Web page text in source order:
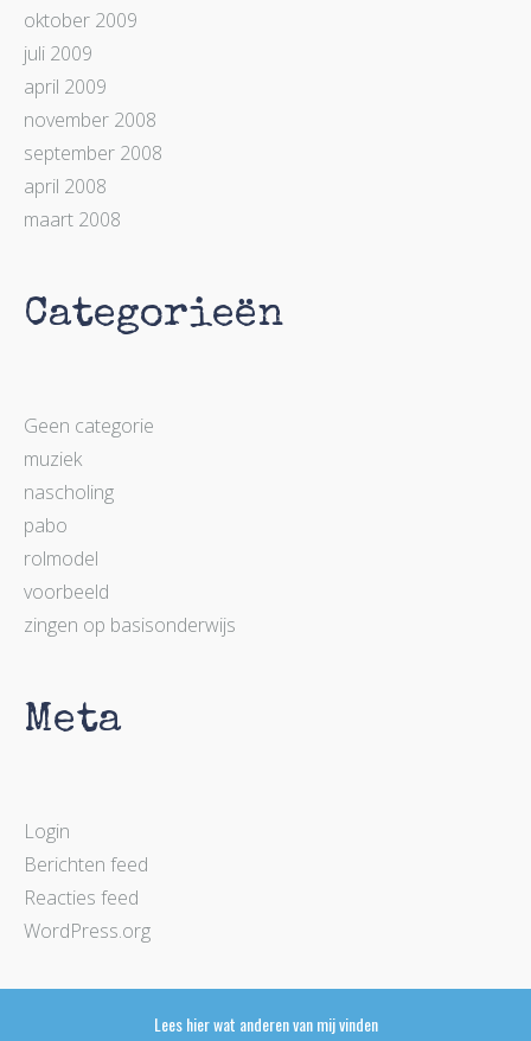
oktober 2009
juli 2009
april 2009
november 2008
september 2008
april 2008
maart 2008
Categorieën
Geen categorie
muziek
nascholing
pabo
rolmodel
voorbeeld
zingen op basisonderwijs
Meta
Login
Berichten feed
Reacties feed
WordPress.org
Lees hier wat anderen van mij vinden